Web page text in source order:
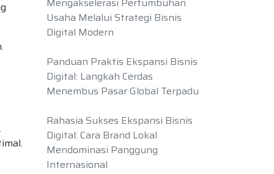
Usaha Melalui Strategi Bisnis
Digital Modern
Panduan Praktis Ekspansi Bisnis
Digital: Langkah Cerdas
Menembus Pasar Global Terpadu
Rahasia Sukses Ekspansi Bisnis
Digital: Cara Brand Lokal
Mendominasi Panggung
Internasional